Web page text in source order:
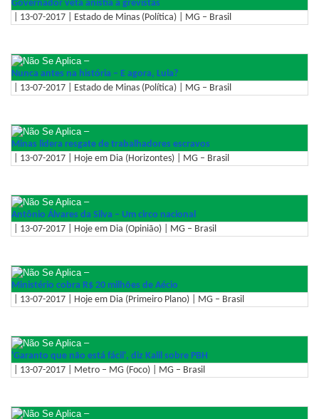
Governador veta anistia a grevistas
| 13-07-2017 | Estado de Minas (Política) | MG – Brasil
–
Nunca antes na história – E agora, Lula?
| 13-07-2017 | Estado de Minas (Política) | MG – Brasil
–
Minas lidera resgate de trabalhadores escravos
| 13-07-2017 | Hoje em Dia (Horizontes) | MG – Brasil
–
Antônio Álvares da Silva – Um circo nacional
| 13-07-2017 | Hoje em Dia (Opinião) | MG – Brasil
–
Ministério cobra R$ 20 milhões de Aécio
| 13-07-2017 | Hoje em Dia (Primeiro Plano) | MG – Brasil
–
'Garanto que não está fácil', diz Kalil sobre PBH
| 13-07-2017 | Metro – MG (Foco) | MG – Brasil
–